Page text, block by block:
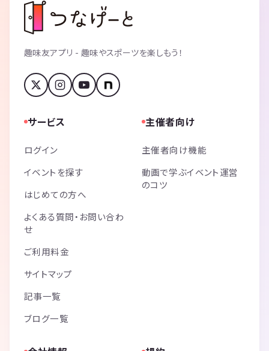
趣味友アプリ - 趣味やスポーツを楽しもう！
サービス
ログイン
イベントを探す
はじめての方へ
よくある質問・お問い合わ
せ
ご利用料金
サイトマップ
記事一覧
ブログ一覧
主催者向け
主催者向け機能
動画で学ぶイベント運営
のコツ